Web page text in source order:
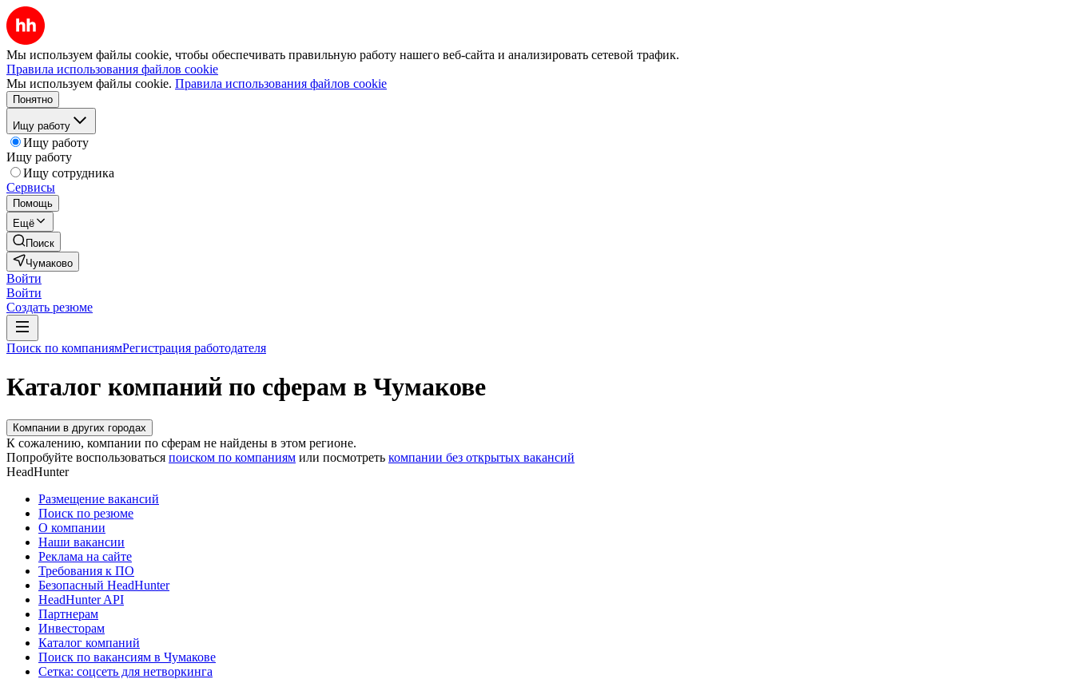
Мы используем файлы cookie, чтобы обеспечивать правильную работу нашего веб-сайта и анализировать сетевой трафик.
Правила использования файлов cookie
Мы используем файлы cookie. Правила использования файлов cookie
Понятно
Ищу работу
Ищу работу
Ищу работу
Ищу сотрудника
Сервисы
Помощь
Ещё
Поиск
Чумаково
Войти
Войти
Создать резюме
Поиск по компаниямРегистрация работодателя
Каталог компаний по сферам в Чумакове
Компании в других городах
К сожалению, компании по сферам не найдены в этом регионе.
Попробуйте воспользоваться поиском по компаниям или посмотреть компании без открытых вакансий
HeadHunter
Размещение вакансий
Поиск по резюме
О компании
Наши вакансии
Реклама на сайте
Требования к ПО
Безопасный HeadHunter
HeadHunter API
Партнерам
Инвесторам
Каталог компаний
Поиск по вакансиям в Чумакове
Сетка: соцсеть для нетворкинга